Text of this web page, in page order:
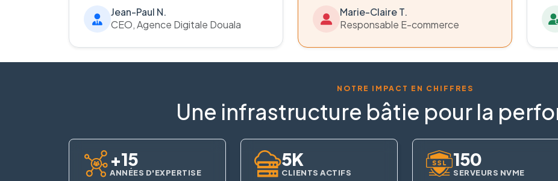
Jean-Paul N.
CEO, Agence Digitale Douala
Marie-Claire T.
Responsable E-commerce
NOTRE IMPACT EN CHIFFRES
Une infrastructure bâtie pour la
+15
ANNÉES D'EXPERTISE
5K
CLIENTS ACTIFS
150
SERVEURS NVME